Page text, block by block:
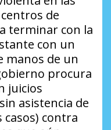
de
terminar con la
con un
manos de un
procura
juicios
asistencia de
casos) contra